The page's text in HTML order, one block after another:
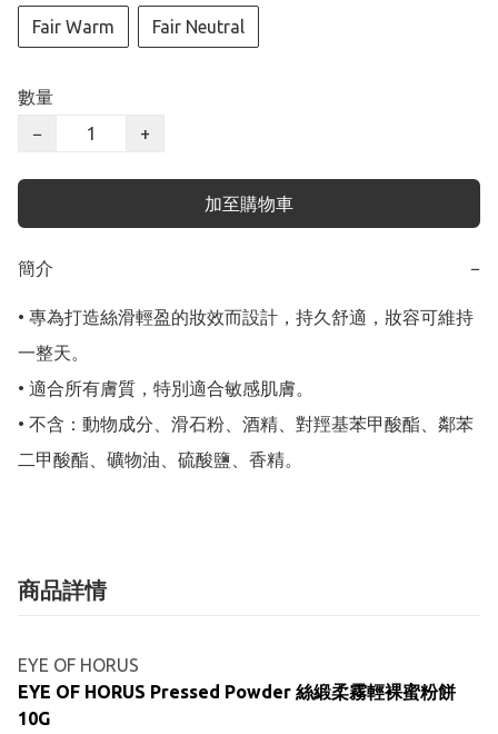
Fair Warm
Fair Neutral
數量
−
+
加至購物車
簡介 −
• 專為打造絲滑輕盈的妝效而設計，持久舒適，妝容可維持
一整天。
• 適合所有膚質，特別適合敏感肌膚。
• 不含：動物成分、滑石粉、酒精、對羥基苯甲酸酯、鄰苯
商品詳情
EYE OF HORUS
EYE OF HORUS Pressed Powder 絲緞柔霧輕裸蜜粉餅
10G